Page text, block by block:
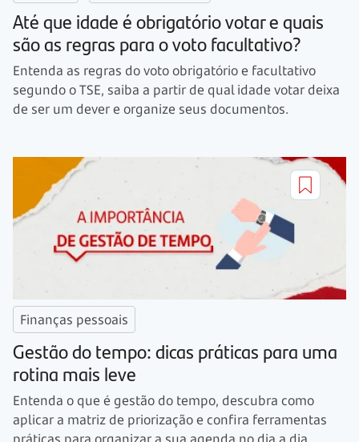
Até que idade é obrigatório votar e quais
são as regras para o voto facultativo?
Entenda as regras do voto obrigatório e facultativo
segundo o TSE, saiba a partir de qual idade votar deixa
de ser um dever e organize seus documentos.
Finanças pessoais
Gestão do tempo: dicas práticas para uma
rotina mais leve
Entenda o que é gestão do tempo, descubra como
aplicar a matriz de priorização e confira ferramentas